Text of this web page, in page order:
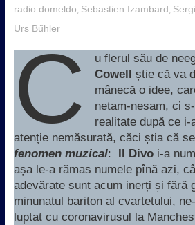
radio domeldo Sebastien Izambard
Urs Bűhler
C u flerul său de
Cowell știe că va
mânecă o idee,
netam-nesam, ci
realitate după ce
atenție nemăsurată, căci știa că
fenomen muzical: Il Divoi-a
așa le-a rămas numele pînă azi,
adevărate sunt acum inerți și fără
minunatul bariton al cvartetului,
luptat cu coronavirusul la